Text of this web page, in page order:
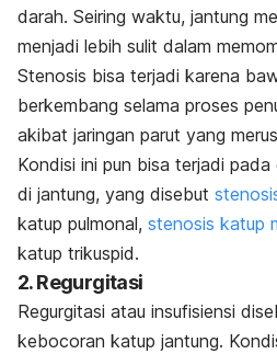
darah. Seiring waktu, jantung
menjadi lebih sulit dalam
Stenosis bisa terjadi karena
berkembang selama proses
akibat jaringan parut yang
Kondisi ini pun bisa terjadi
di jantung, yang disebut
katup pulmonal, stenosis katup
katup trikuspid.
2. Regurgitasi
Regurgitasi atau insufisiensi
kebocoran katup jantung.